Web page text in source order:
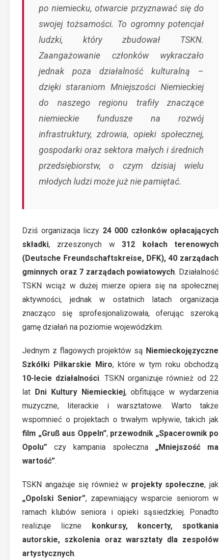
po niemiecku, otwarcie przyznawać się do
swojej tożsamości. To ogromny potencjał
ludzki, który zbudował TSKN.
Zaangażowanie członków wykraczało
jednak poza działalność kulturalną –
dzięki staraniom Mniejszości Niemieckiej
do naszego regionu trafiły znaczące
niemieckie fundusze na rozwój
infrastruktury, zdrowia, opieki społecznej,
gospodarki oraz sektora małych i średnich
przedsiębiorstw, o czym dzisiaj wielu
młodych ludzi może już nie pamiętać.
Dziś organizacja liczy 24 000 członków opłacających
składki, zrzeszonych w312 kołach terenowych
(Deutsche Freundschaftskreise, DFK), 40 zarządach
gminnych oraz 7 zarządach powiatowych. Działalność
TSKN wciąż w dużej mierze opiera się na społecznej
aktywności, jednak w ostatnich latach organizacja
znacząco się sprofesjonalizowała, oferując szeroką
gamę działań na poziomie wojewódzkim.
Jednym z flagowych projektów są Niemieckojęzyczne
Szkółki Piłkarskie Miro, które w tym roku obchodzą
10-lecie działalności. TSKN organizuje również od 22
lat Dni Kultury Niemieckiej, obfitujące w wydarzenia
muzyczne, literackie i warsztatowe. Warto także
wspomnieć o projektach o trwałym wpływie, takich jak
film „Gruß aus Oppeln”, przewodnik „Spacerownik po
Opolu” czy kampania społeczna „Mniejszość ma
wartość”.
TSKN angażuje się również w projekty społeczne, jak
„Opolski Senior”, zapewniający wsparcie seniorom w
ramach klubów seniora i opieki sąsiedzkiej. Ponadto
realizuje liczne konkursy, koncerty, spotkania
autorskie, szkolenia oraz warsztaty dla zespołów
artystycznych.